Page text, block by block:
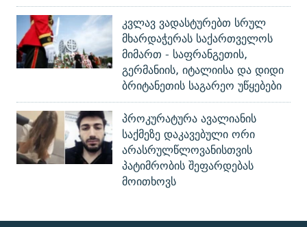
კვლავ ვადასტურებთ სრულ
მხარდაჭერას საქართველოს
მიმართ - საფრანგეთის,
გერმანიის, იტალიისა და დიდი
ბრიტანეთის საგარეო უწყებები
პროკურატურა ავალიანის
საქმეზე დაკავებული ორი
არასრულწლოვანისთვის
პატიმრობის შეფარდებას
მოითხოვს